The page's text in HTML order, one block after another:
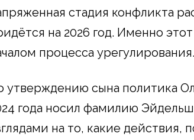
стадия конфликта
на 2026 год. Именно
процесса урегулирования.
утверждению сына политика
года носил фамилию
на то, какие